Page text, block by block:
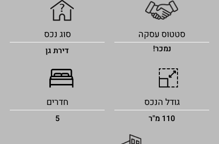
סטטוס עסקה
נמכר!
סוג נכס
דירת גן
גודל הנכס
110 מ"ר
חדרים
5